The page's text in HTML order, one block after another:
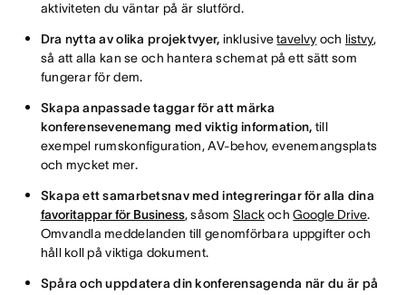
aktiviteten du väntar på är slutförd.
Dra nytta av olika projektvyer, inklusivetavelvy och listvy,
så att alla kan se och hantera schemat på ett sätt som
fungerar för dem.
Skapa anpassade taggar för att märka
konferensevenemang med viktig information, till
exempel rumskonfiguration, AV-behov, evenemangsplats
och mycket mer.
Skapa ett samarbetsnav med integreringar för alla dina
favoritappar för Business, såsom SlackochGoogle Drive.
Omvandla meddelanden till genomförbara uppgifter och
håll koll på viktiga dokument.
Spåra och uppdatera din konferensagenda när du är på